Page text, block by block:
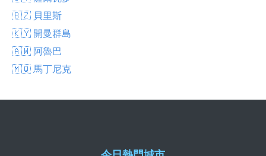
🇧🇿 貝里斯
🇰🇾 開曼群島
🇦🇼 阿魯巴
🇲🇶 馬丁尼克